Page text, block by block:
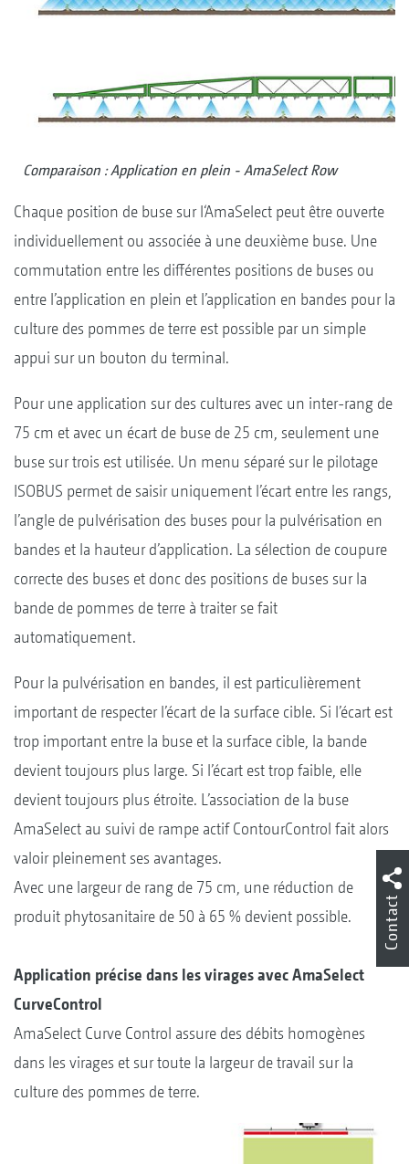
Comparaison : Application en plein - AmaSelect Row
Chaque position de buse sur l‘AmaSelect peut être ouverte
individuellement ou associée à une deuxième buse. Une
commutation entre les différentes positions de buses ou
entre l’application en plein et l’application en bandes pour la
culture des pommes de terre est possible par un simple
appui sur un bouton du terminal.
Pour une application sur des cultures avec un inter-rang de
75 cm et avec un écart de buse de 25 cm, seulement une
buse sur trois est utilisée. Un menu séparé sur le pilotage
ISOBUS permet de saisir uniquement l’écart entre les rangs,
l’angle de pulvérisation des buses pour la pulvérisation en
bandes et la hauteur d’application. La sélection de coupure
correcte des buses et donc des positions de buses sur la
bande de pommes de terre à traiter se fait
automatiquement.
Pour la pulvérisation en bandes, il est particulièrement
important de respecter l’écart de la surface cible. Si l’écart est
trop important entre la buse et la surface cible, la bande
devient toujours plus large. Si l’écart est trop faible, elle
devient toujours plus étroite. L’association de la buse
AmaSelect au suivi de rampe actif ContourControl fait alors
valoir pleinement ses avantages.
Avec une largeur de rang de 75 cm, une réduction de
produit phytosanitaire de 50 à 65 % devient possible.
Application précise dans les virages avec AmaSelect
CurveControl
AmaSelect Curve Control assure des débits homogènes
dans les virages et sur toute la largeur de travail sur la
culture des pommes de terre.
Contact